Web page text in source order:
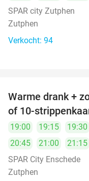
SPAR city Zutphen
Zutphen
Verkocht: 94
Warme drank +
of 10-
19:00 19:15 19:30
20:45
21:00 21:15
SPAR City Enschede
Zutphen